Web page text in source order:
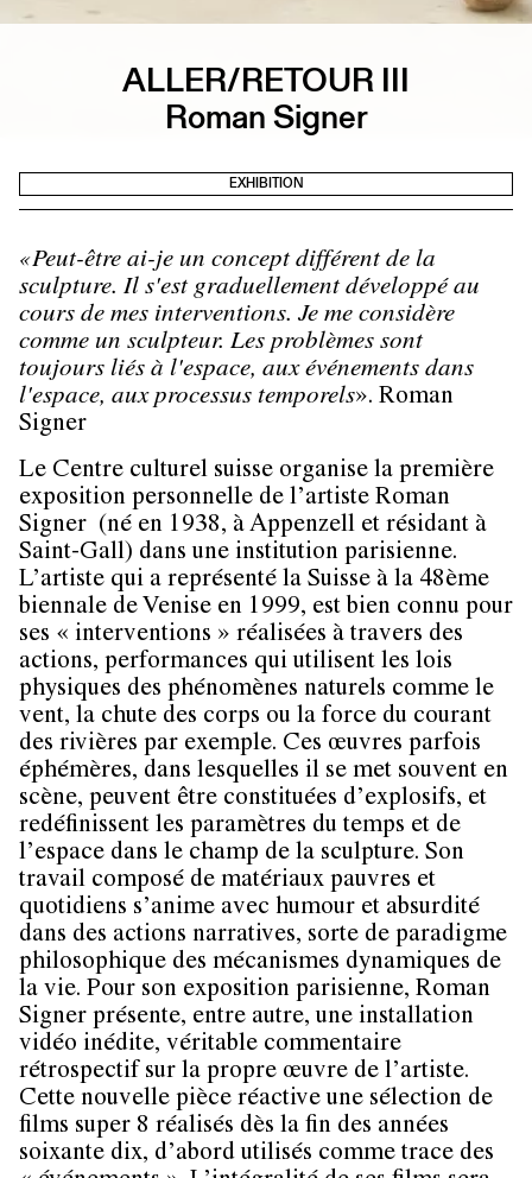
ALLER/RETOUR III
Roman Signer
EXHIBITION
«Peut-être ai-je un concept différent de la
sculpture. Il s'est graduellement développé au
cours de mes interventions. Je me considère
comme un sculpteur. Les problèmes sont
toujours liés à l'espace, aux événements dans
l'espace, aux processus temporels». Roman
Signer
Le Centre culturel suisse organise la première
exposition personnelle de l’artiste Roman
Signer (né en 1938, à Appenzell et résidant à
Saint-Gall) dans une institution parisienne.
L’artiste qui a représenté la Suisse à la 48ème
biennale de Venise en 1999, est bien connu pour
ses « interventions » réalisées à travers des
actions, performances qui utilisent les lois
physiques des phénomènes naturels comme le
vent, la chute des corps ou la force du courant
des rivières par exemple. Ces œuvres parfois
éphémères, dans lesquelles il se met souvent en
scène, peuvent être constituées d’explosifs, et
redéfinissent les paramètres du temps et de
l’espace dans le champ de la sculpture. Son
travail composé de matériaux pauvres et
quotidiens s’anime avec humour et absurdité
dans des actions narratives, sorte de paradigme
philosophique des mécanismes dynamiques de
la vie. Pour son exposition parisienne, Roman
Signer présente, entre autre, une installation
vidéo inédite, véritable commentaire
rétrospectif sur la propre œuvre de l’artiste.
Cette nouvelle pièce réactive une sélection de
films super 8 réalisés dès la fin des années
soixante dix, d’abord utilisés comme trace des